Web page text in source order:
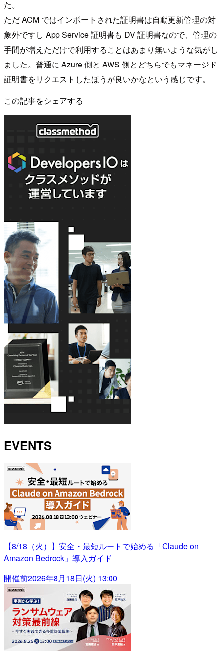
た。
ただ ACM ではインポートされた証明書は自動更新管理の対
象外ですし App Service 証明書も DV 証明書なので、管理の
手間が増えただけで利用することはあまり無いような気がし
ました。普通に Azure 側と AWS 側とどちらでもマネージド
証明書をリクエストしたほうが良いかなという感じです。
この記事をシェアする
EVENTS
【8/18（火）】安全・最短ルートで始める「Claude on
Amazon Bedrock」導入ガイド
開催前2026年8月18日(火) 13:00